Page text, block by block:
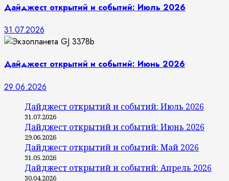
Дайджест открытий и событий: Июль 2026
31.07.2026
Дайджест открытий и событий: Июнь 2026
29.06.2026
Дайджест открытий и событий: Июль 2026
31.07.2026
Дайджест открытий и событий: Июнь 2026
29.06.2026
Дайджест открытий и событий: Май 2026
31.05.2026
Дайджест открытий и событий: Апрель 2026
30.04.2026